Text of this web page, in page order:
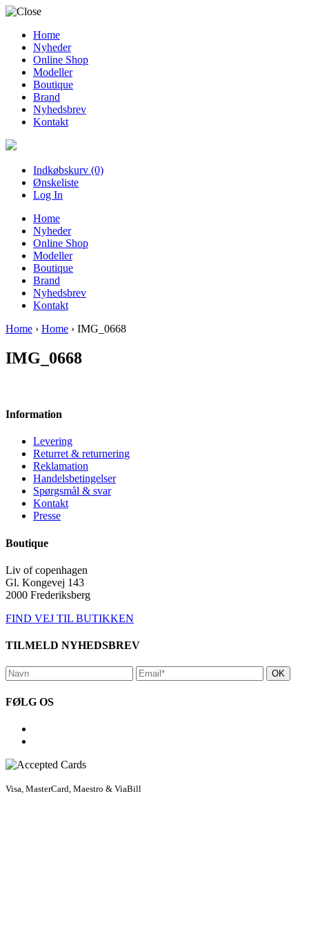
Home
Nyheder
Online Shop
Modeller
Boutique
Brand
Nyhedsbrev
Kontakt
Indkøbskurv (0)
Ønskeliste
Log In
Home
Nyheder
Online Shop
Modeller
Boutique
Brand
Nyhedsbrev
Kontakt
Home › Home › IMG_0668
IMG_0668
Information
Levering
Returret & returnering
Reklamation
Handelsbetingelser
Spørgsmål & svar
Kontakt
Presse
Boutique
Liv of copenhagen
Gl. Kongevej 143
2000 Frederiksberg
FIND VEJ TIL BUTIKKEN
TILMELD NYHEDSBREV
FØLG OS
Visa, MasterCard, Maestro & ViaBill